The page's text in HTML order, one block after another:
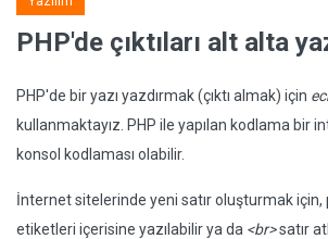
PHP'de çıktıları alt alta
PHP'de bir yazı yazdırmak (çıktı almak) için
kullanmaktayız. PHP ile yapılan kodlama bir
konsol kodlaması olabilir.
İnternet sitelerinde yeni satır oluşturmak için,
etiketleri içerisine yazılabilir ya da <br>satır